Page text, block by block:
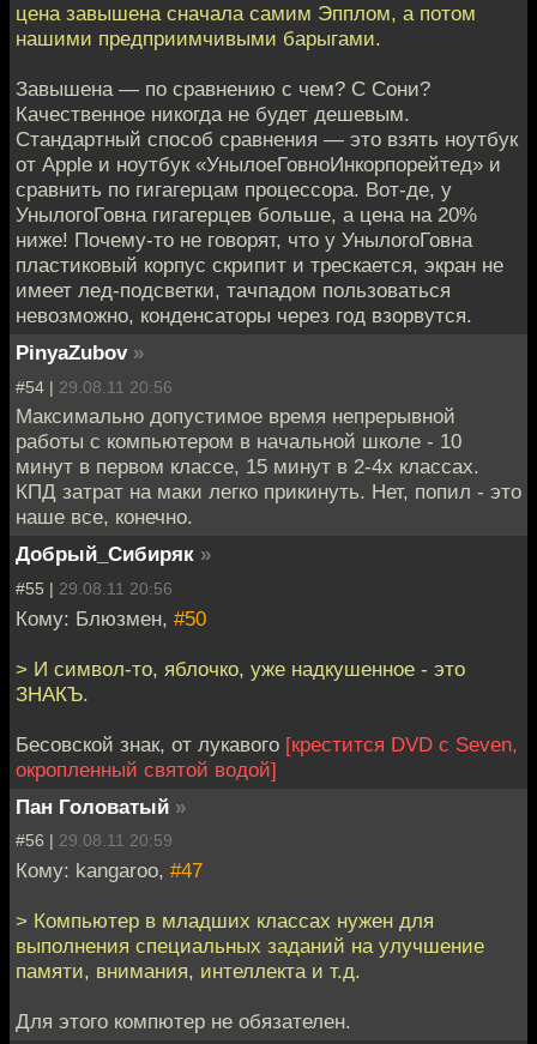
цена завышена сначала самим Эпплом, а потом
нашими предприимчивыми барыгами.
Завышена — по сравнению с чем? С Сони?
Качественное никогда не будет дешевым.
Стандартный способ сравнения — это взять ноутбук
от Apple и ноутбук «УнылоеГовноИнкорпорейтед» и
сравнить по гигагерцам процессора. Вот-де, у
УнылогоГовна гигагерцев больше, а цена на 20%
ниже! Почему-то не говорят, что у УнылогоГовна
пластиковый корпус скрипит и трескается, экран не
имеет лед-подсветки, тачпадом пользоваться
невозможно, конденсаторы через год взорвутся.
PinyaZubov »
#54 | 29.08.11 20:56
Максимально допустимое время непрерывной
работы с компьютером в начальной школе - 10
минут в первом классе, 15 минут в 2-4х классах.
КПД затрат на маки легко прикинуть. Нет, попил - это
наше все, конечно.
Добрый_Сибиряк »
#55 | 29.08.11 20:56
Кому: Блюзмен, #50
> И символ-то, яблочко, уже надкушенное - это
ЗНАКЪ.
Бесовской знак, от лукавого [крестится DVD c Seven,
окропленный святой водой]
Пан Головатый »
#56 | 29.08.11 20:59
Кому: kangaroo, #47
> Компьютер в младших классах нужен для
выполнения специальных заданий на улучшение
памяти, внимания, интеллекта и т.д.
Для этого компютер не обязателен.